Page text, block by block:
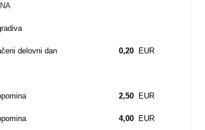
delovni dan 0,20 EUR
1.opomina 2,50 EUR
2.opomina 4,00 EUR